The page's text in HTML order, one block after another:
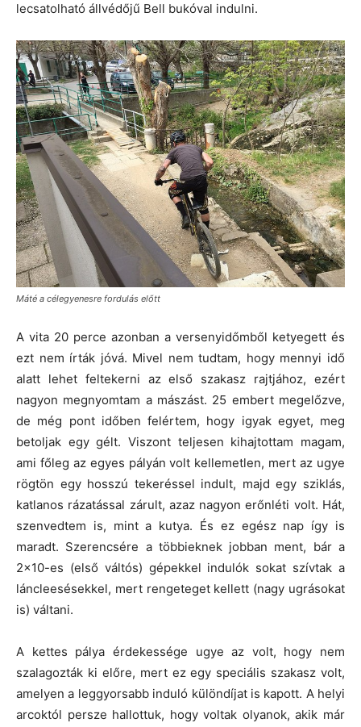
lecsatolható állvédőjű Bell bukóval indulni.
Máté a célegyenesre fordulás előtt
A vita 20 perce azonban a versenyidőmből ketyegett és
ezt nem írták jóvá. Mivel nem tudtam, hogy mennyi idő
alatt lehet feltekerni az első szakasz rajtjához, ezért
nagyon megnyomtam a mászást. 25 embert megelőzve,
de még pont időben felértem, hogy igyak egyet, meg
betoljak egy gélt. Viszont teljesen kihajtottam magam,
ami főleg az egyes pályán volt kellemetlen, mert az ugye
rögtön egy hosszú tekeréssel indult, majd egy sziklás,
katlanos rázatással zárult, azaz nagyon erőnléti volt. Hát,
szenvedtem is, mint a kutya. És ez egész nap így is
maradt. Szerencsére a többieknek jobban ment, bár a
2×10-es (első váltós) gépekkel indulók sokat szívtak a
láncleesésekkel, mert rengeteget kellett (nagy ugrásokat
is) váltani.
A kettes pálya érdekessége ugye az volt, hogy nem
szalagozták ki előre, mert ez egy speciális szakasz volt,
amelyen a leggyorsabb induló különdíjat is kapott. A helyi
arcoktól persze hallottuk, hogy voltak olyanok, akik már